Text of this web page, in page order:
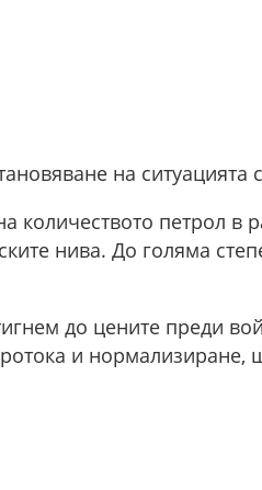
на ситуацията
количеството петрол в
нива. До голяма
до цените преди
и нормализиране,